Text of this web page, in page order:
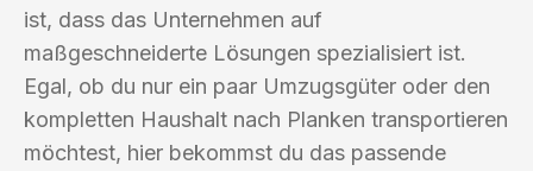
ist, dass das Unternehmen auf
maßgeschneiderte Lösungen spezialisiert ist.
Egal, ob du nur ein paar Umzugsgüter oder den
kompletten Haushalt nach Planken transportieren
möchtest, hier bekommst du das passende